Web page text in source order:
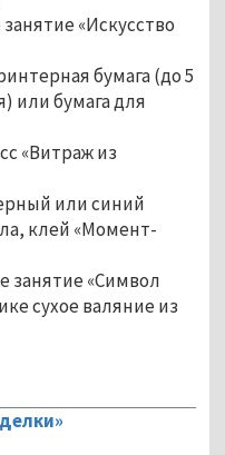
«Искусство
бумага (до 5
или бумага для
«Витраж из
или синий
клей «Момент-
занятие «Символ
сухое валяние из